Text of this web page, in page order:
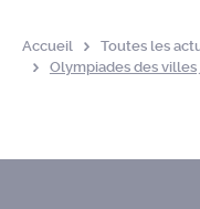
Accueil
Toutes les
Olympiades des